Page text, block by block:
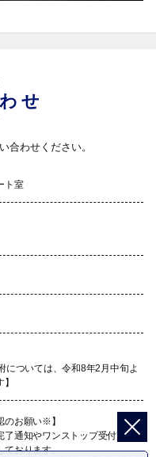
せ
合わせください。
ト室
については、令和8年2月中旬よ
のお願い※】
通知やワンストップ受付完了
ております。